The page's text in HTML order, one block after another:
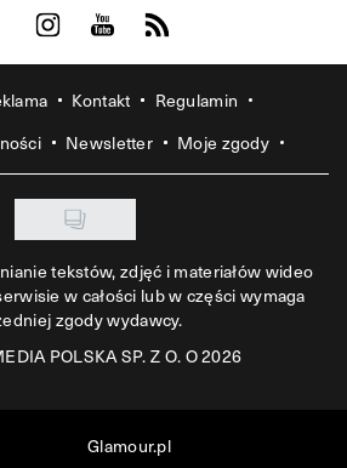
us on Facebook
Visit us on Instagram
Visit us on Youtube
Visit us on Rss
Kontakt
Regulamin
Newsletter Moje zgody
tekstów, zdjęć i materiałów wideo
w całości lub w części wymaga
zgody wydawcy.
POLSKA SP. Z O. O 2026
Glamour.pl